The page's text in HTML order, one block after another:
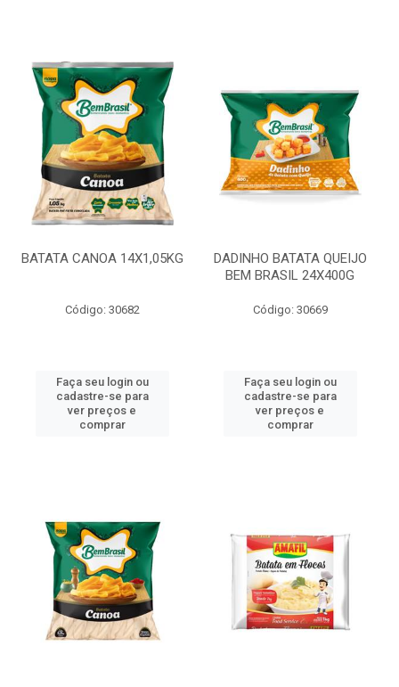
BATATA CANOA 14X1,05KG
Código: 30682
Faça seu login ou
cadastre-se para
ver preços e
comprar
DADINHO BATATA QUEIJO
BEM BRASIL 24X400G
Código: 30669
Faça seu login ou
cadastre-se para
ver preços e
comprar